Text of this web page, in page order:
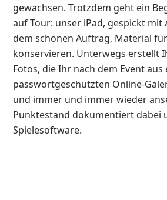
gewachsen. Trotzdem geht ein
auf Tour: unser iPad, gespickt mit
dem schönen Auftrag, Material
konservieren. Unterwegs erstellt
Fotos, die Ihr nach dem Event aus
passwortgeschützten Online-
und immer und immer wieder
Punktestand dokumentiert dabei
Spielesoftware.